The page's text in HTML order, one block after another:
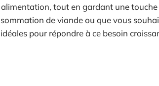
tout en gardant une touche
de viande ou que vous
pour répondre à ce besoin